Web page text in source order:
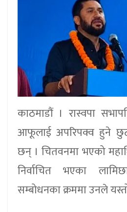
काठमाडौं । रास्वपा
आफूलाई अपरिपक्व हुने
छन् । चितवनमा भएको
निर्वाचित भएका
सम्बोधनका क्रममा उनले